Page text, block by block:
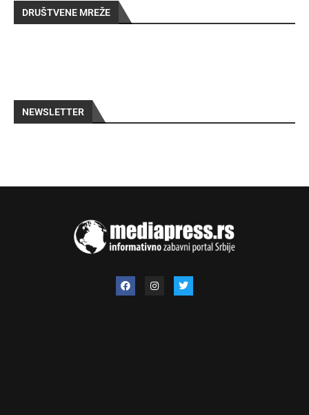
DRUŠTVENE MREŽE
NEWSLETTER